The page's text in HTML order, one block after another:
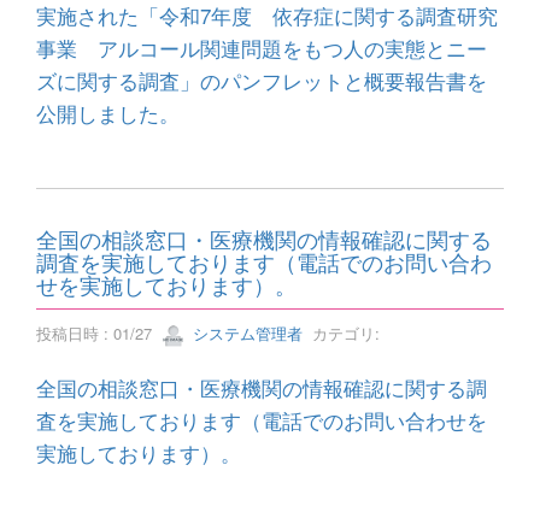
実施された「令和7年度 依存症に関する調査研究
事業 アルコール関連問題をもつ人の実態とニー
ズに関する調査」のパンフレットと概要報告書を
公開しました。
全国の相談窓口・医療機関の情報確認に関する
調査を実施しております（電話でのお問い合わ
せを実施しております）。
投稿日時 : 01/27 システム管理者 カテゴリ:
全国の相談窓口・医療機関の情報確認に関する調
査を実施しております（電話でのお問い合わせを
実施しております）。